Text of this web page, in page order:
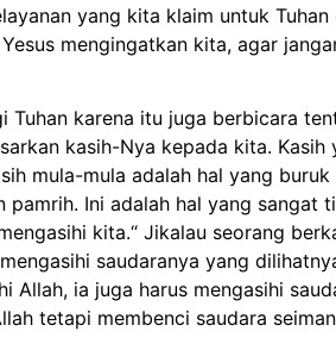
yang kita klaim untuk
mengingatkan kita, agar
Tuhan karena itu juga berbicara
kasih-Nya kepada kita.
mula-mula adalah hal yang
Ini adalah hal yang sangat
kita.“ Jikalau seorang
saudaranya yang
Allah, ia juga harus mengasihi
tetapi membenci saudara